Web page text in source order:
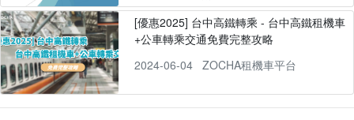
[優惠2025] 台中高鐵轉乘 - 台中高鐵租機車
+公車轉乘交通免費完整攻略
2024-06-04
ZOCHA租機車平台